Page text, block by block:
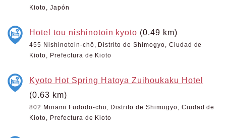
Kioto, Japón
Hotel tou nishinotoin kyoto (0.49 km)
455 Nishinotoin-chō, Distrito de Shimogyo, Ciudad de
Kioto, Prefectura de Kioto
Kyoto Hot Spring Hatoya Zuihoukaku Hotel
(0.63 km)
802 Minami Fudodo-chō, Distrito de Shimogyo, Ciudad de
Kioto, Prefectura de Kioto